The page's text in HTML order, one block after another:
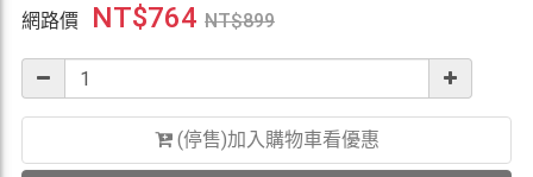
網路價 NT$764 NT$899
(停售)加入購物車看優惠